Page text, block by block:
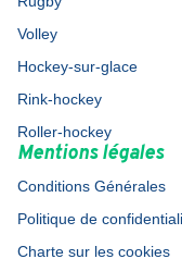
Volley
Hockey-sur-glace
Rink-hockey
Roller-hockey
Mentions légales
Conditions Générales
Politique de
Charte sur les cookies